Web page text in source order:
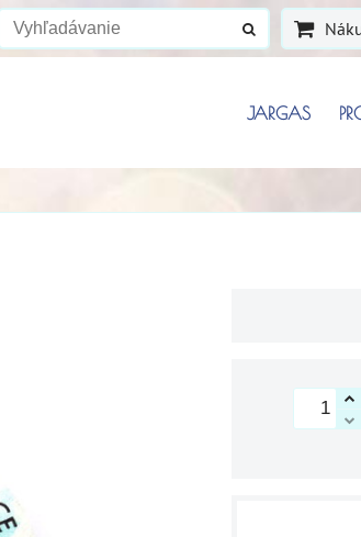
JARGAS